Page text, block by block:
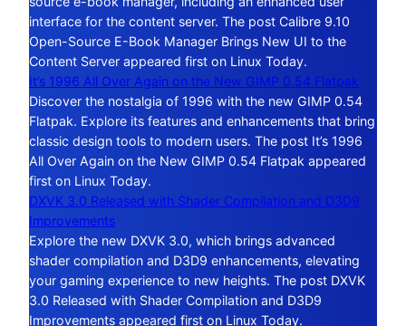
interface for the content server. The post Calibre 9.10
Open-Source E-Book Manager Brings New UI to the
Content Server appeared first on Linux Today.
It’s 1996 All Over Again on the New GIMP 0.54 Flatpak
Discover the nostalgia of 1996 with the new GIMP 0.54
Flatpak. Explore its features and enhancements that bring
classic design tools to modern users. The post It’s 1996
All Over Again on the New GIMP 0.54 Flatpak appeared
first on Linux Today.
DXVK 3.0 Released with Shader Compilation and D3D9
Improvements
Explore the new DXVK 3.0, which brings advanced
shader compilation and D3D9 enhancements, elevating
your gaming experience to new heights. The post DXVK
3.0 Released with Shader Compilation and D3D9
Improvements appeared first on Linux Today.